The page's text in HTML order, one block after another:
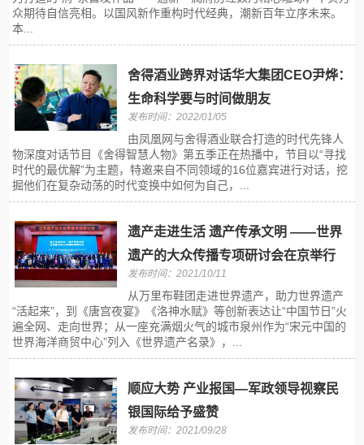
众期待自信亮相。以国风新作重构时代经典，潮新百年立序未来。
本...
舍得酒业跨界对话华大集团CEO尹烨：
生命科学要与时间做朋友
发布时间：2022/01/05
由凤凰网与舍得酒业联合打造的时代先锋人
物深度对话节目《舍得智慧人物》第五季正在热播中，节目以“寻找
时代的最优解”为主题，特邀来自不同领域的16位嘉宾进行对话，挖
掘他们在复杂动荡的时代变换中如何为自己，...
遗产走进生活 遗产传承文明 ——世界
遗产的大众传播专项研讨会在京举行
发布时间：2021/10/11
从万里布鞋团走进世界遗产，助力世界遗产
“活起来”，到《唐宫夜宴》《洛神水赋》等创新表达让“中国节日”火
遍全网、走向世界；从一座充满烟火气的城市泉州作为“宋元中国的
世界海洋商贸中心”列入《世界遗产名录》，...
顺应大势 产业报国—军政领导视察民
银国际给予盛赞
发布时间：2021/09/28